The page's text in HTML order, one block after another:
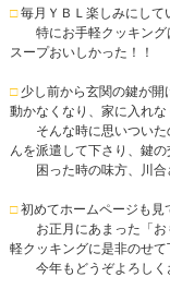
□毎月ＹＢＬ楽しみにして
特にお手軽クッキング
スープおいしかった！！
□少し前から玄関の鍵が開
動かなくなり、家に入れな
そんな時に思いついた
んを派遣して下さり、鍵の
困った時の味方、川合
□初めてホームページも見
お正月にあまった「お
軽クッキングに是非のせて
今年もどうぞよろしく